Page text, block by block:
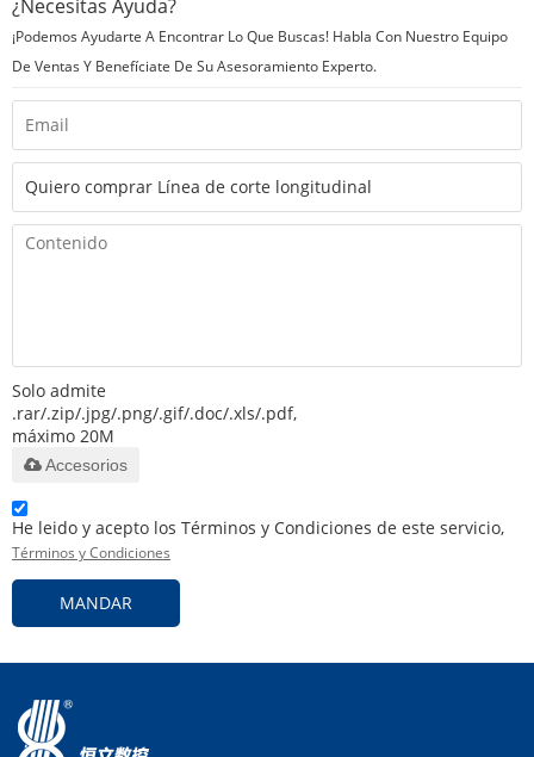
¿Necesitas Ayuda?
¡Podemos Ayudarte A Encontrar Lo Que Buscas! Habla Con Nuestro Equipo
De Ventas Y Benefíciate De Su Asesoramiento Experto.
Solo admite
.rar/.zip/.jpg/.png/.gif/.doc/.xls/.pdf,
máximo 20M
Accesorios
He leido y acepto los Términos y Condiciones de este servicio,
Términos y Condiciones
MANDAR